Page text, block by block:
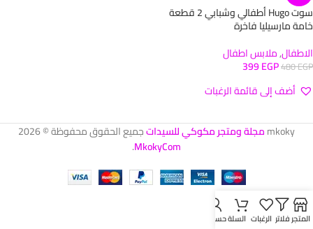
سوت Hugo أطفالي وشبابي 2 قطعة
خامة مارسيليا فاخرة
الاطفال,ملابس اطفال
480EGP
399EGP
أضف إلى قائمة الرغبات
mkokyمجلة ومتجر مكوكي للسيداتجميع الحقوق محفوظة © 2026
MkokyCom
.
المتجرفلاتر الرغبات السلةحسابي